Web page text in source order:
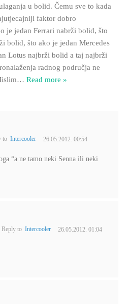
u bolid. Čemu sve to kada
faktor dobro
je jedan Ferrari nabrži bolid, što
bolid, što ako je jedan Mercedes
Lotus najbrži bolid a taj najbrži
radnog područja ne
… Read more »
to Intercooler 26.05.2012. 00:54
“a ne tamo neki Senna ili neki
Reply to Intercooler 26.05.2012. 01:04